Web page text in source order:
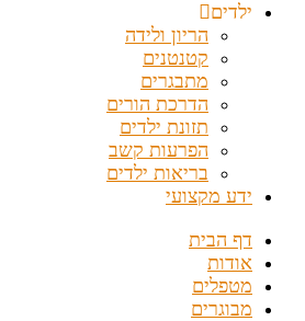
ילדים
הריון ולידה
קטנטנים
מתבגרים
הדרכת הורים
תזונת ילדים
הפרעות קשב
בריאות ילדים
ידע מקצועי
דף הבית
אודות
מטפלים
מבוגרים